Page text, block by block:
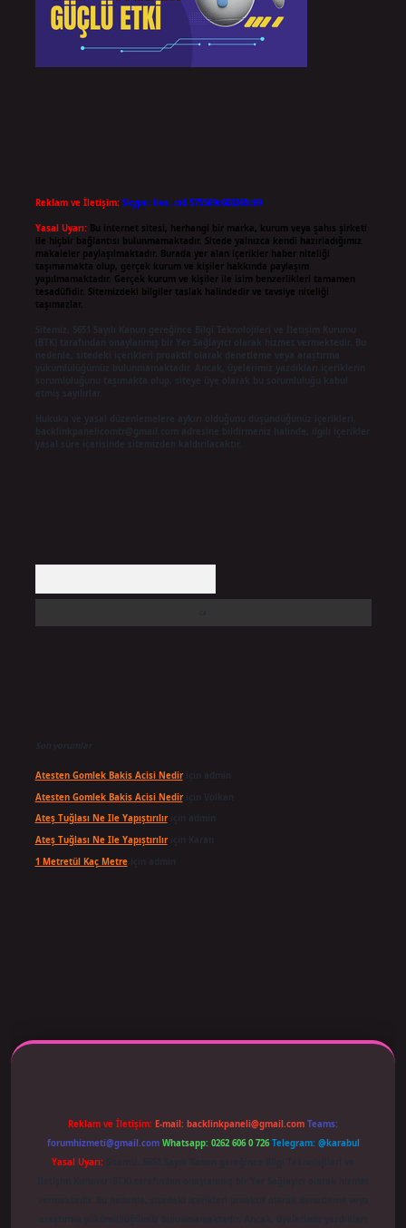
Reklam ve İletişim: Skype: live:.cid.575569c608265c69
Yasal Uyarı: Bu internet sitesi, herhangi bir marka, kurum veya şahıs şirketi
ile hiçbir bağlantısı bulunmamaktadır. Sitede yalnızca kendi hazırladığımız
makaleler paylaşılmaktadır. Burada yer alan içerikler haber niteliği
taşımamakta olup, gerçek kurum ve kişiler hakkında paylaşım
yapılmamaktadır. Gerçek kurum ve kişiler ile isim benzerlikleri tamamen
tesadüfidir. Sitemizdeki bilgiler taslak halindedir ve tavsiye niteliği
taşımazlar.
Sitemiz, 5651 Sayılı Kanun gereğince Bilgi Teknolojileri ve İletişim Kurumu
(BTK) tarafından onaylanmış bir Yer Sağlayıcı olarak hizmet vermektedir. Bu
nedenle, sitedeki içerikleri proaktif olarak denetleme veya araştırma
yükümlülüğümüz bulunmamaktadır. Ancak, üyelerimiz yazdıkları içeriklerin
Hukuka ve yasal düzenlemelere aykırı olduğunu düşündüğünüz içerikleri,
Son yorumlar
Atesten Gomlek Bakis Acisi Nediriçin
Atesten Gomlek Bakis Acisi Nediriçin
Ateş Tuğlası Ne Ile Yapıştırılıriçin
Ateş Tuğlası Ne Ile Yapıştırılıriçin
1 Metretül Kaç Metreiçin
Reklam ve İletişim: E-mail: backlinkpaneli@gmail.com Teams:
forumhizmeti@gmail.com Whatsapp: 0262 606 0 726 Telegram: @karabul
Yasal Uyarı: